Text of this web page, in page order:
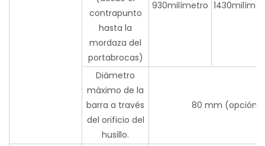
contrapunto
hasta la
mordaza del
portabrocas)
930milímetro
Diámetro
máximo de la
barra a través
del orificio del
husillo.
80 mm (opción